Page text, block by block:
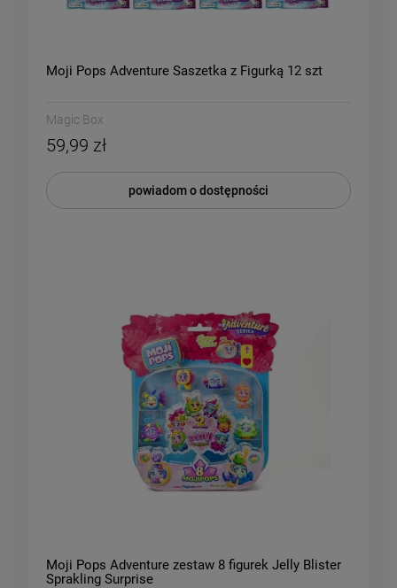
Moji Pops Adventure Saszetka z Figurką 12 szt
Magic Box
59,99 zł
powiadom o dostępności
Moji Pops Adventure zestaw 8 figurek Jelly Blister
Sprakling Surprise